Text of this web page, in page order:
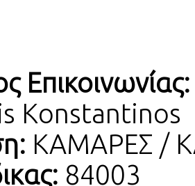
Konstantinos
ΚΑΜΑΡΕΣ /
84003